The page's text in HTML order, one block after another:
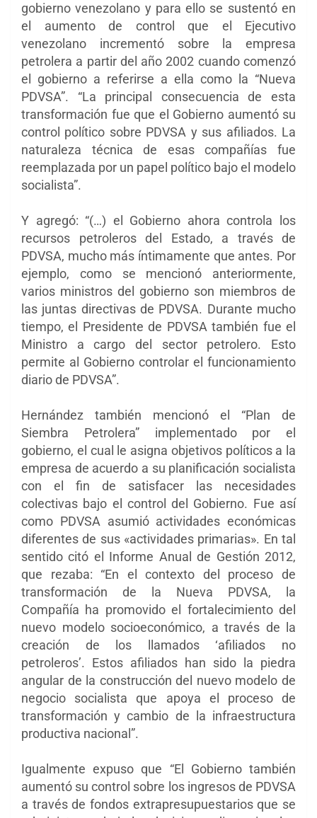
gobierno venezolano y para ello se sustentó en
el aumento de control que el Ejecutivo
venezolano incrementó sobre la empresa
petrolera a partir del año 2002 cuando comenzó
el gobierno a referirse a ella como la “Nueva
PDVSA”. “La principal consecuencia de esta
transformación fue que el Gobierno aumentó su
control político sobre PDVSA y sus afiliados. La
naturaleza técnica de esas compañías fue
reemplazada por un papel político bajo el modelo
socialista”.
Y agregó: “(…) el Gobierno ahora controla los
recursos petroleros del Estado, a través de
PDVSA, mucho más íntimamente que antes. Por
ejemplo, como se mencionó anteriormente,
varios ministros del gobierno son miembros de
las juntas directivas de PDVSA. Durante mucho
tiempo, el Presidente de PDVSA también fue el
Ministro a cargo del sector petrolero. Esto
permite al Gobierno controlar el funcionamiento
diario de PDVSA”.
Hernández también mencionó el “Plan de
Siembra Petrolera” implementado por el
gobierno, el cual le asigna objetivos políticos a la
empresa de acuerdo a su planificación socialista
con el fin de satisfacer las necesidades
colectivas bajo el control del Gobierno. Fue así
como PDVSA asumió actividades económicas
diferentes de sus «actividades primarias». En tal
sentido citó el Informe Anual de Gestión 2012,
que rezaba: “En el contexto del proceso de
transformación de la Nueva PDVSA, la
Compañía ha promovido el fortalecimiento del
nuevo modelo socioeconómico, a través de la
creación de los llamados ‘afiliados no
petroleros’. Estos afiliados han sido la piedra
angular de la construcción del nuevo modelo de
negocio socialista que apoya el proceso de
transformación y cambio de la infraestructura
productiva nacional”.
Igualmente expuso que “El Gobierno también
aumentó su control sobre los ingresos de PDVSA
a través de fondos extrapresupuestarios que se